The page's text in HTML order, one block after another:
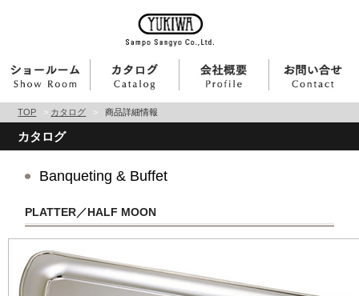
TOP > カタログ > 商品詳細情報
カタログ
Banqueting & Buffet
PLATTER／HALF MOON